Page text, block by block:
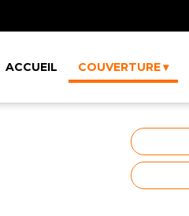
ACCUEIL COUVERTURE